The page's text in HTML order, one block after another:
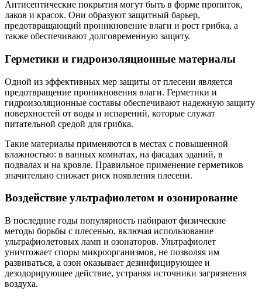
Антисептические покрытия могут быть в форме пропиток,
лаков и красок. Они образуют защитный барьер,
предотвращающий проникновение влаги и рост грибка, а
также обеспечивают долговременную защиту.
Герметики и гидроизоляционные материалы
Одной из эффективных мер защиты от плесени является
предотвращение проникновения влаги. Герметики и
гидроизоляционные составы обеспечивают надежную защиту
поверхностей от воды и испарений, которые служат
питательной средой для грибка.
Такие материалы применяются в местах с повышенной
влажностью: в ванных комнатах, на фасадах зданий, в
подвалах и на кровле. Правильное применение герметиков
значительно снижает риск появления плесени.
Воздействие ультрафиолетом и озонирование
В последние годы популярность набирают физические
методы борьбы с плесенью, включая использование
ультрафиолетовых ламп и озонаторов. Ультрафиолет
уничтожает споры микроорганизмов, не позволяя им
развиваться, а озон оказывает дезинфицирующее и
дезодорирующее действие, устраняя источники загрязнения
воздуха.